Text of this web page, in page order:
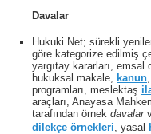
Davalar
Hukuki Net; sürekli
göre kategorize edilmiş
yargıtay kararları, emsal
hukuksal makale, kanun
programları, meslektaş
araçları, Anayasa
tarafından örnek davalar
dilekçe örnekleri , yasal